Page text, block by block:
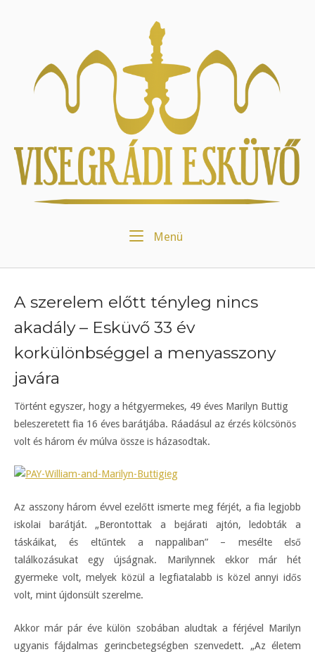
Menü
A szerelem előtt tényleg nincs
akadály – Esküvő 33 év
korkülönbséggel a menyasszony
javára
Történt egyszer, hogy a hétgyermekes, 49 éves Marilyn Buttig
beleszeretett fia 16 éves barátjába. Ráadásul az érzés kölcsönös
volt és három év múlva össze is házasodtak.
Az asszony három évvel ezelőtt ismerte meg férjét, a fia legjobb
iskolai barátját. „Berontottak a bejárati ajtón, ledobták a
táskáikat, és eltűntek a nappaliban” – mesélte első
találkozásukat egy újságnak. Marilynnek ekkor már hét
gyermeke volt, melyek közül a legfiatalabb is közel annyi idős
volt, mint újdonsült szerelme.
Akkor már pár éve külön szobában aludtak a férjével Marilyn
ugyanis fájdalmas gerincbetegségben szenvedett. „Az életem